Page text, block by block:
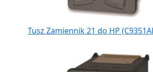
Tusz Zamiennik 21 do HP